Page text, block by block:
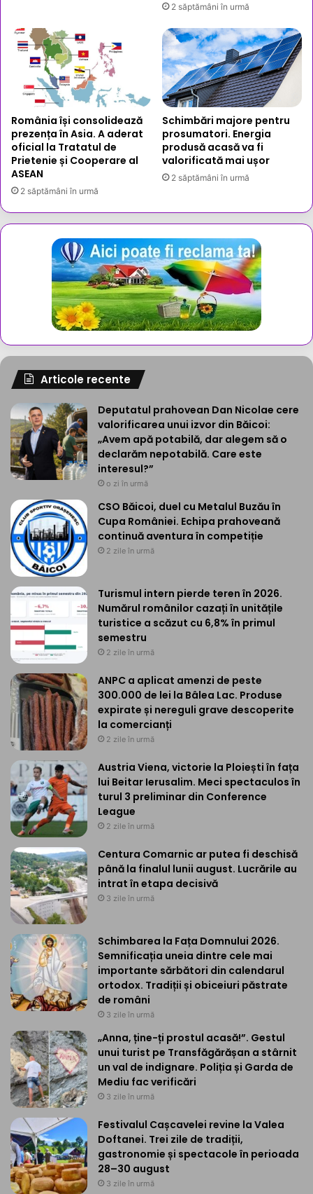
2 săptămâni în urmă
România își consolidează
prezența în Asia. A aderat
oficial la Tratatul de
Prietenie și Cooperare al
ASEAN
2 săptămâni în urmă
Schimbări majore pentru
prosumatori. Energia
produsă acasă va fi
valorificată mai ușor
2 săptămâni în urmă
Articole recente
Deputatul prahovean Dan Nicolae cere
valorificarea unui izvor din Băicoi:
„Avem apă potabilă, dar alegem să o
declarăm nepotabilă. Care este
interesul?”
o zi în urmă
CSO Băicoi, duel cu Metalul Buzău în
Cupa României. Echipa prahoveană
continuă aventura în competiție
2 zile în urmă
Turismul intern pierde teren în 2026.
Numărul românilor cazați în unitățile
turistice a scăzut cu 6,8% în primul
semestru
2 zile în urmă
ANPC a aplicat amenzi de peste
300.000 de lei la Bâlea Lac. Produse
expirate și nereguli grave descoperite
la comercianți
2 zile în urmă
Austria Viena, victorie la Ploiești în fața
lui Beitar Ierusalim. Meci spectaculos în
turul 3 preliminar din Conference
League
2 zile în urmă
Centura Comarnic ar putea fi deschisă
până la finalul lunii august. Lucrările au
intrat în etapa decisivă
3 zile în urmă
Schimbarea la Fața Domnului 2026.
Semnificația uneia dintre cele mai
importante sărbători din calendarul
ortodox. Tradiții și obiceiuri păstrate
de români
3 zile în urmă
„Anna, ține-ți prostul acasă!”. Gestul
unui turist pe Transfăgărășan a stârnit
un val de indignare. Poliția și Garda de
Mediu fac verificări
3 zile în urmă
Festivalul Cașcavelei revine la Valea
Doftanei. Trei zile de tradiții,
gastronomie și spectacole în perioada
28–30 august
3 zile în urmă